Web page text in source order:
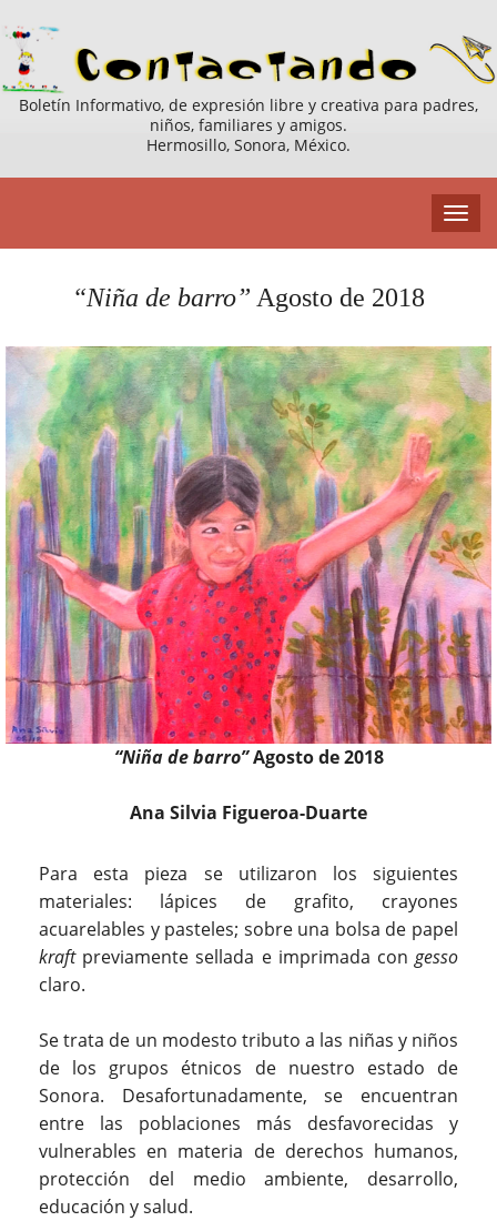
Boletín Informativo, de expresión libre y creativa para padres,
niños, familiares y amigos.
Hermosillo, Sonora, México.
“Niña de barro” Agosto de 2018
“Niña de barro”Agosto de 2018
Ana Silvia Figueroa-Duarte
Para esta pieza se utilizaron los siguientes
materiales: lápices de grafito, crayones
acuarelables y pasteles; sobre una bolsa de papel
kraftpreviamente sellada e imprimada con gesso
claro.
Se trata de un modesto tributo a las niñas y niños
de los grupos étnicos de nuestro estado de
Sonora. Desafortunadamente, se encuentran
entre las poblaciones más desfavorecidas y
vulnerables en materia de derechos humanos,
protección del medio ambiente, desarrollo,
educación y salud.